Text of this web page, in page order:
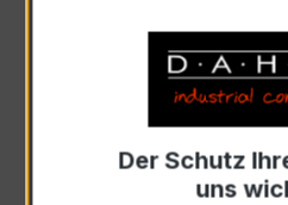
Scheinleistung (VA)
Auswahl zurücksetzen
Der Schutz
uns